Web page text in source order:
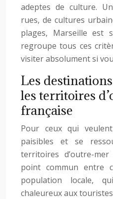
adeptes de culture.
rues, de cultures
plages, Marseille est
regroupe tous ces
visiter absolument si
Les
les territoires
française
Pour ceux qui
paisibles et se
territoires d’outre-
point commun entre
population locale,
chaleureux aux